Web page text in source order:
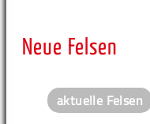
Neue Felsen
aktuelle Felsen